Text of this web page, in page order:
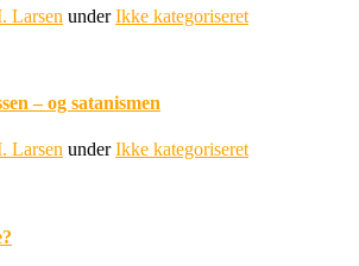
Larsen underIkke kategoriseret
– og satanismen
Larsen underIkke kategoriseret